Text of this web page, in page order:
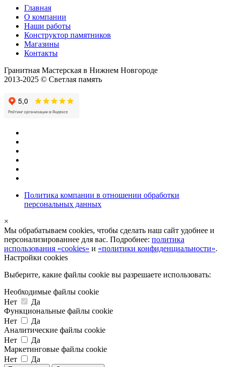
Главная
О компании
Наши работы
Конструктор памятников
Магазины
Контакты
Гранитная Мастерская в Нижнем Новгороде
2013-2025 © Светлая память
Политика компании в отношении обработки
персональных данных
×
Мы обрабатываем cookies, чтобы сделать наш сайт удобнее и
персонализированнее для вас. Подробнее: политика
использования «cookies» и «политики конфиденциальности».
Настройки cookies
Выберите, какие файлы cookie вы разрешаете использовать:
Необходимые файлы cookie
Нет
Да
Функциональные файлы cookie
Нет
Да
Аналитические файлы cookie
Нет
Да
Маркетинговые файлы cookie
Нет
Да